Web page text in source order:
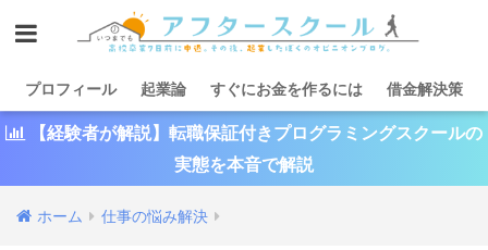
プロフィール 起業論 すぐにお金を作るには 借金解決策
【経験者が解説】転職保証付きプログラミングスクールの
実態を本音で解説
ホーム 仕事の悩み解決